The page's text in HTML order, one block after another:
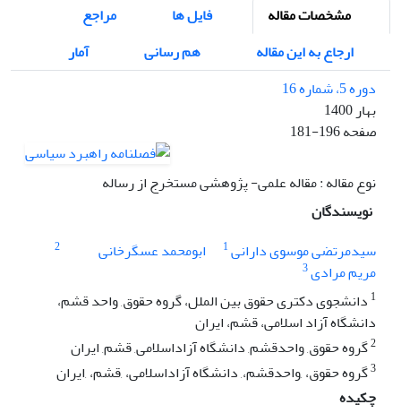
مشخصات مقاله فایل ها
مراجع
ارجاع به این مقاله
هم رسانی
آمار
دوره 5، شماره 16
بهار 1400
صفحه181-196
نوع مقاله : مقاله علمی- پژوهشی مستخرج از رساله
نویسندگان
سیدمرتضی موسوی دارانی1 ابومحمد عسگرخانی 2
مریم مرادی3
1 دانشجوی دکتری حقوق بین الملل، گروه حقوق, واحد قشم،
دانشگاه آزاد اسلامی، قشم، ایران
2گروه حقوق, واحدقشم, دانشگاه آزاداسلامی, قشم, ایران
3گروه حقوق، ,واحدقشم،, دانشگاه آزاداسلامی، ,قشم، ,ایران
چکیده